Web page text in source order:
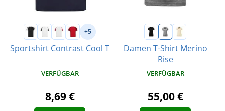
+5
Sportshirt Contrast Cool T
VERFÜGBAR
8,69 €
Damen T-Shirt Merino
Rise
VERFÜGBAR
55,00 €